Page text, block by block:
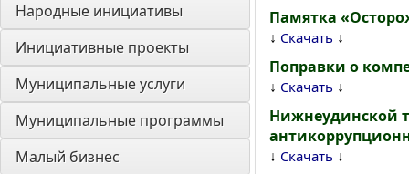
Народные инициативы
Инициативные проекты
Муниципальные услуги
Муниципальные программы
Малый бизнес
Памятка
↓ Скачать ↓
Поправки о
↓ Скачать ↓
Нижнеудинской
↓ Скачать ↓